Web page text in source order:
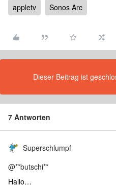
appletv Sonos Arc
Dieser Beitrag ist
7 Antworten
Superschlumpf
@**butschi**
Hallo…